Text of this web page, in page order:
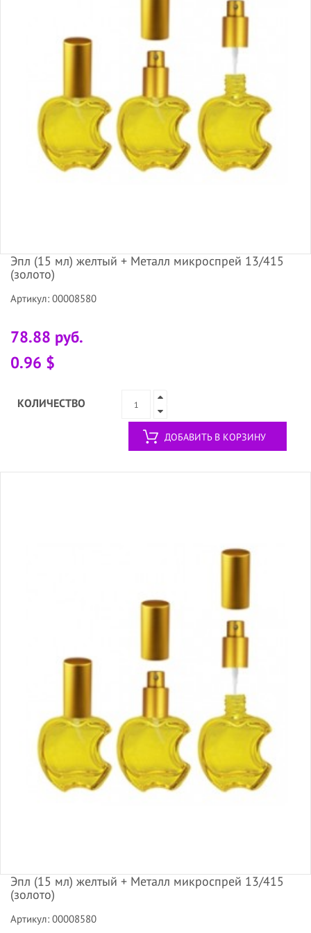
Эпл (15 мл) желтый + Металл микроспрей 13/415
(золото)
Артикул: 00008580
78.88 руб.
0.96 $
КОЛИЧЕСТВО
ДОБАВИТЬ В КОРЗИНУ
Эпл (15 мл) желтый + Металл микроспрей 13/415
(золото)
Артикул: 00008580